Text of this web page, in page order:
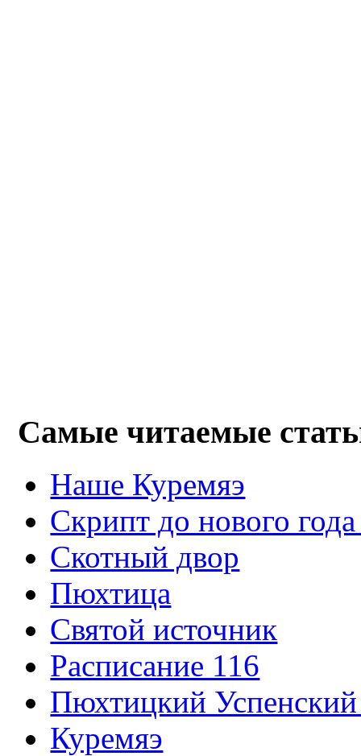
Самые читаемые
Наше Куремяэ
Скрипт до нового года
Cкотный двор
Пюхтица
Святой источник
Расписание 116
Пюхтицкий
Куремяэ